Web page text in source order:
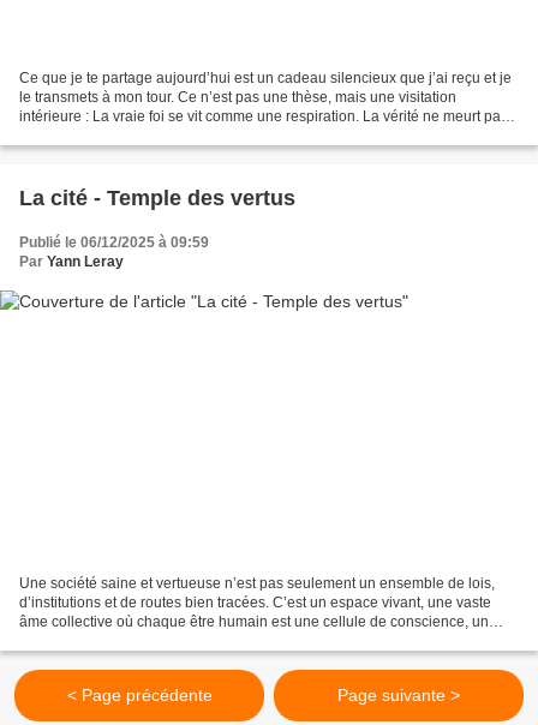
Ce que je te partage aujourd’hui est un cadeau silencieux que j’ai reçu et je
le transmets à mon tour. Ce n’est pas une thèse, mais une visitation
intérieure : La vraie foi se vit comme une respiration. La vérité ne meurt pas.
La cité - Temple des vertus
Publié le 06/12/2025 à 09:59
Par Yann Leray
Une société saine et vertueuse n’est pas seulement un ensemble de lois,
d’institutions et de routes bien tracées. C’est un espace vivant, une vaste
âme collective où chaque être humain est une cellule de conscience, un
< Page précédente Page suivante >